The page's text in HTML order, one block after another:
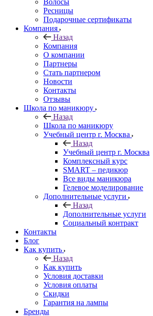
Волосы
Ресницы
Подарочные сертификаты
Компания
Назад
Компания
О компании
Партнеры
Стать партнером
Новости
Контакты
Отзывы
Школа по маникюру
Назад
Школа по маникюру
Учебный центр г. Москва
Назад
Учебный центр г. Москва
Комплексный курс
SMART – педикюр
Все виды маникюра
Гелевое моделирование
Дополнительные услуги
Назад
Дополнительные услуги
Социальный контракт
Контакты
Блог
Как купить
Назад
Как купить
Условия доставки
Условия оплаты
Скидки
Гарантия на лампы
Бренды